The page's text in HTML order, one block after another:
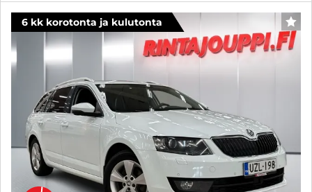
6 kk korotonta ja kulutonta